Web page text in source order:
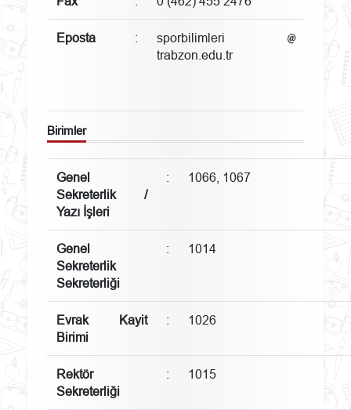
Eposta :
sporbilimleri
trabzon.edu.tr
Birimler
Genel
Sekreterlik /
Yazı İşleri
: 1066, 1067
Genel
Sekreterlik
Sekreterliği
: 1014
Evrak Kayit
Birimi
: 1026
Rektör
Sekreterliği
: 1015